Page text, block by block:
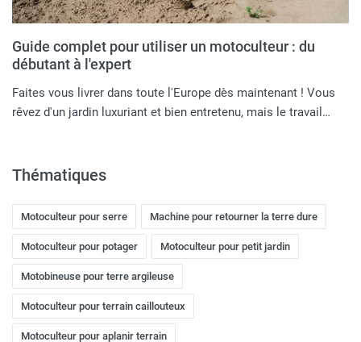
Guide complet pour utiliser un motoculteur : du
débutant à l'expert
Faites vous livrer dans toute l'Europe dès maintenant ! Vous
rêvez d'un jardin luxuriant et bien entretenu, mais le travail…
Thématiques
Motoculteur pour serre Machine pour retourner la terre dure
Motoculteur pour potager Motoculteur pour petit jardin
Motobineuse pour terre argileuse​
Motoculteur pour terrain caillouteux​
Motoculteur pour aplanir terrain​